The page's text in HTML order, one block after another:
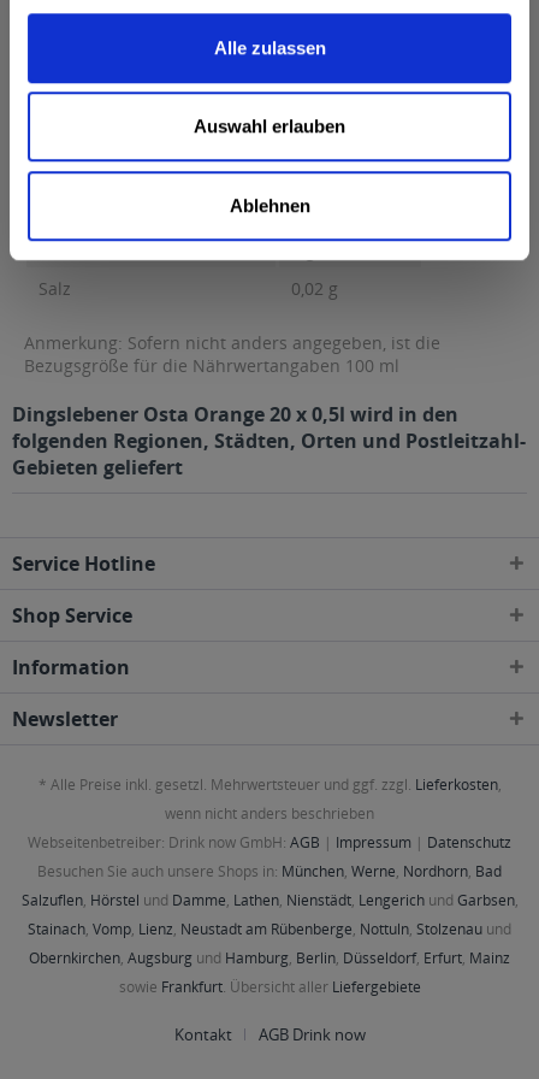
Alle zulassen
Auswahl erlauben
Ablehnen
0 g Kohlenhydrate...mehr
28 kcal / 120 kJ
Fett
0 g
davon gesättigte Fettsäuren
0 g
Kohlenhydrate
6,8 g
6,8 g
Eiweiß
0 g
Salz
0,02 g
Anmerkung: Sofern nicht anders angegeben, ist die
Bezugsgröße für die Nährwertangaben 100 ml
Dingslebener Osta Orange 20 x 0,5l wird in den
folgenden Regionen, Städten, Orten und Postleitzahl-
Gebieten geliefert
Service Hotline
Shop Service
Information
Newsletter
* Alle Preise inkl. gesetzl. Mehrwertsteuer und ggf. zzgl. Lieferkosten,
wenn nicht anders beschrieben
Webseitenbetreiber: Drink now GmbH: AGB | Impressum | Datenschutz
Besuchen Sie auch unsere Shops in: München, Werne, Nordhorn, Bad
Salzuflen, Hörstel und Damme, Lathen, Nienstädt, Lengerichund Garbsen,
Stainach, Vomp, Lienz, Neustadt am Rübenberge, Nottuln, Stolzenau und
Obernkirchen, Augsburg und Hamburg, Berlin, Düsseldorf, Erfurt, Mainz
sowie Frankfurt. Übersicht aller Liefergebiete
Kontakt AGB Drink now